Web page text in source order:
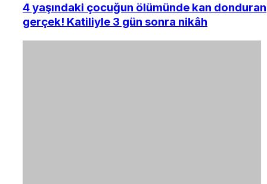
4 yaşındaki çocuğun ölümünde kan donduran
gerçek! Katiliyle 3 gün sonra nikâh